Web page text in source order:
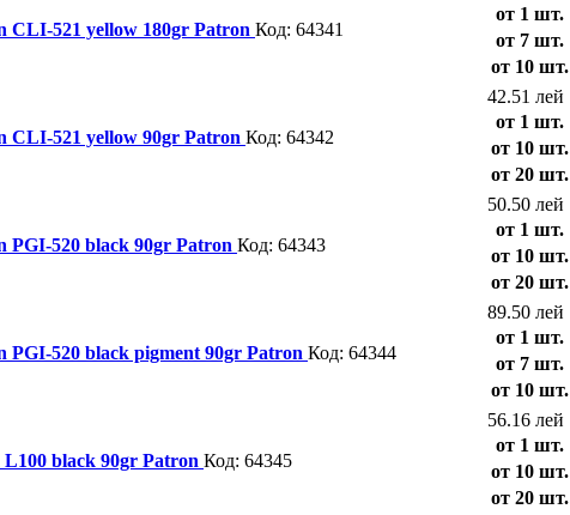
CLI-521 yellow 180gr Patron Код: 64341
от 1 шт.
от 7 шт.
от 10 шт.
CLI-521 yellow 90gr Patron Код: 64342
42.51 лей
от 1 шт.
от 10 шт.
от 20 шт.
PGI-520 black 90gr Patron Код: 64343
50.50 лей
от 1 шт.
от 10 шт.
от 20 шт.
PGI-520 black pigment 90gr Patron Код: 64344
89.50 лей
от 1 шт.
от 7 шт.
от 10 шт.
black 90gr Patron Код: 64345
56.16 лей
от 1 шт.
от 10 шт.
от 20 шт.